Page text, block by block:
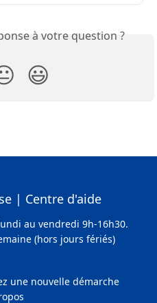
à votre question ?
😃
| Centre d'aide
au vendredi 9h-16h30.
(hors jours fériés)
une nouvelle démarche